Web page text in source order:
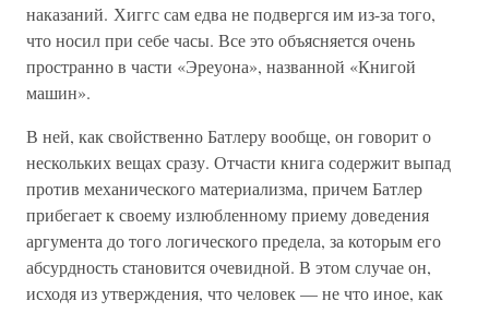
наказаний. Хиггс сам едва не подвергся им из-за того,
что носил при себе часы. Все это объясняется очень
пространно в части «Эреуона», названной «Книгой
машин».
В ней, как свойственно Батлеру вообще, он говорит о
нескольких вещах сразу. Отчасти книга содержит выпад
против механического материализма, причем Батлер
прибегает к своему излюбленному приему доведения
аргумента до того логического предела, за которым его
абсурдность становится очевидной. В этом случае он,
исходя из утверждения, что человек — не что иное, как